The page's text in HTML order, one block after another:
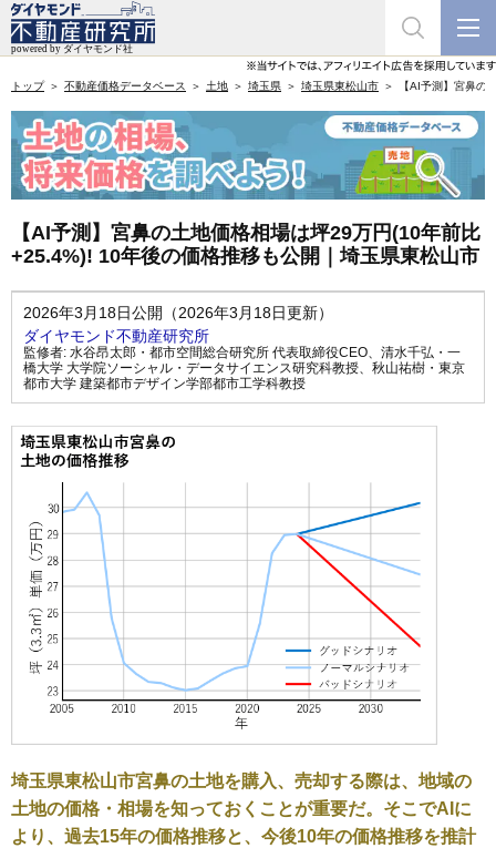
トップ 不動産価格データベース 土地 埼玉県 埼玉県東松山市 【AI予測】宮鼻
【AI予測】宮鼻の土地価格相場は坪29万円(10年前比
+25.4%)! 10年後の価格推移も公開｜埼玉県東松山市
2026年3月18日公開（2026年3月18日更新）
ダイヤモンド不動産研究所
監修者: 水谷昂太郎・都市空間総合研究所 代表取締役CEO、 清水千弘・一
橋大学 大学院ソーシャル・データサイエンス研究科教授、 秋山祐樹・東京
都市大学 建築都市デザイン学部都市工学科教授
埼玉県東松山市宮鼻の土地を購入、売却する際は、地域の
土地の価格・相場を知っておくことが重要だ。そこでAIに
より、過去15年の価格推移と、今後10年の価格推移を推計